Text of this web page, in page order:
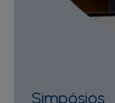
Simpósios